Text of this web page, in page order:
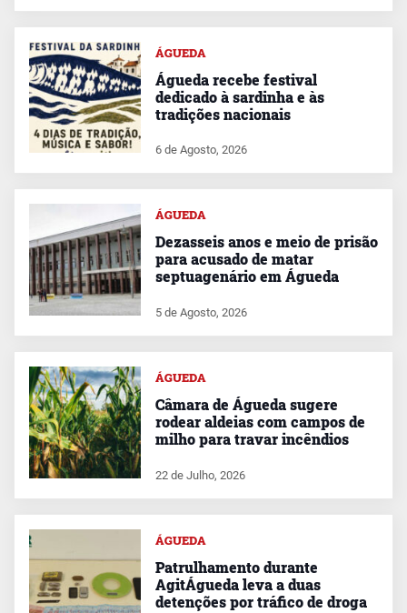
ÁGUEDA
Águeda recebe festival
dedicado à sardinha e às
tradições nacionais
6 de Agosto, 2026
ÁGUEDA
Dezasseis anos e meio de prisão
para acusado de matar
septuagenário em Águeda
5 de Agosto, 2026
ÁGUEDA
Câmara de Águeda sugere
rodear aldeias com campos de
milho para travar incêndios
22 de Julho, 2026
ÁGUEDA
Patrulhamento durante
AgitÁgueda leva a duas
detenções por tráfico de droga